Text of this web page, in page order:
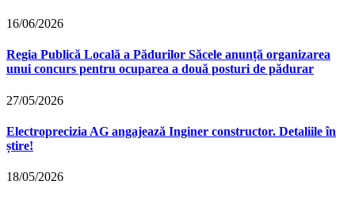
16/06/2026
Regia Publică Locală a Pădurilor Săcele anunță organizarea
unui concurs pentru ocuparea a două posturi de pădurar
27/05/2026
Electroprecizia AG angajează Inginer constructor. Detaliile în
știre!
18/05/2026